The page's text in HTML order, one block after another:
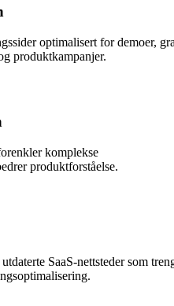
optimalisert for demoer,
produktkampanjer.
komplekse
produktforståelse.
SaaS-nettsteder som